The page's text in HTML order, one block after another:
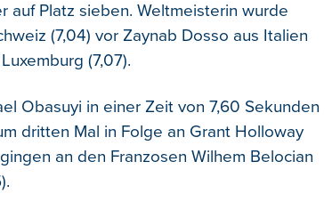
auf Platz sieben. Weltmeisterin wurde
(7,04) vor Zaynab Dosso aus Italien
(7,07).
Obasuyi in einer Zeit von 7,60 Sekunden
dritten Mal in Folge an Grant Holloway
an den Franzosen Wilhem Belocian